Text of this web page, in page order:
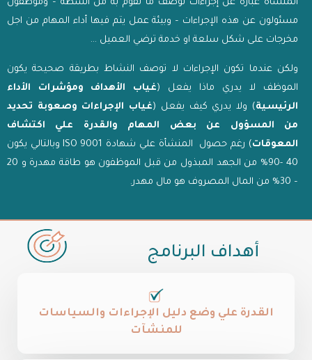
المنشأة عبارة عن إجراءات توصف ما نقوم به من أنشطة – وموظفون
مسئولون عن هذه الإجراءات – وبيئة عمل يتم فيها أداء المهام من اجل
مخرجات على شكل سلعة او خدمة ترضي العميل …
ولكن عندما تكون الإجراءات لا توصف النشاط بطريقة صحيحة يكون
الموظف لا يدري ماذا يفعل (غياب الأهداف ومؤشرات الأداء
الرئيسية) ولا يدري كيف يفعل (غياب الإجراءات وصعوبة تحديد
من المسؤول عن بعض المهام والقدرة علي اكتشاف
المعوقات
) رغم حصول المنشأة علي شهادة ISO 9001 وبالتالي يكون
40 -90% من الجهد المبذول من قبل الموظفون هو طاقة مهدرة و 20
– 30% من المال المصروف هو مال مهدر.
أهداف البرنامج
القدرة علي وضع دليل الإجراءات والسياسات
للمنشآت